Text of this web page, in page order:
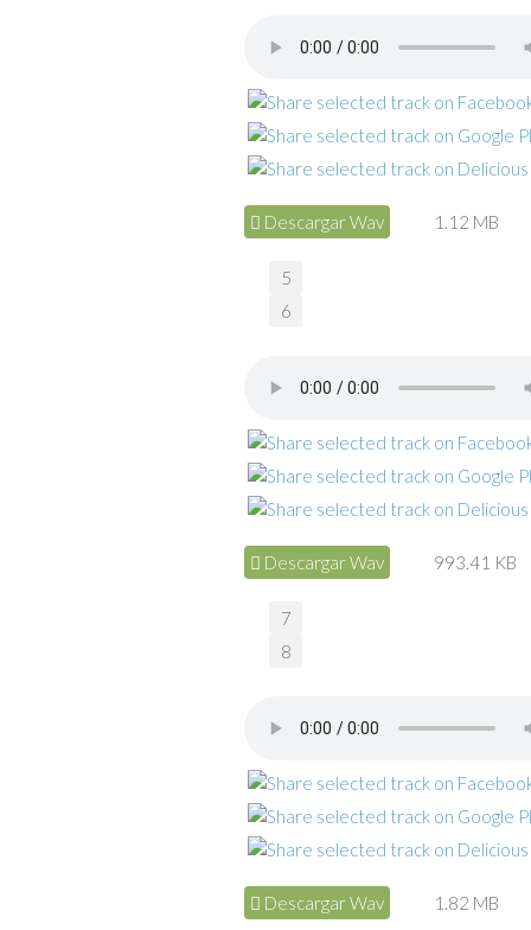
Descargar Wav 1.12 MB
Descargar Wav 993.41 KB
Descargar Wav 1.82 MB
5
6
7
8